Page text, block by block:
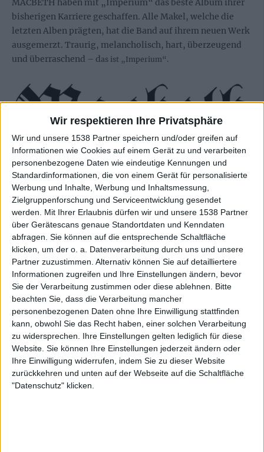
Wir respektieren Ihre Privatsphäre
Wir und unsere 1538 Partner speichern und/oder greifen auf
Informationen wie Cookies auf einem Gerät zu und verarbeiten
personenbezogene Daten wie eindeutige Kennungen und
Standardinformationen, die von einem Gerät für personalisierte
Werbung und Inhalte, Werbung und Inhaltsmessung,
Zielgruppenforschung und Serviceentwicklung gesendet
werden.
Mit Ihrer Erlaubnis dürfen wir und unsere 1538 Partner
über Gerätescans genaue Standortdaten und Kenndaten
abfragen. Sie können auf die entsprechende Schaltfläche
klicken, um der o. a. Datenverarbeitung durch uns und unsere
Partner zuzustimmen. Alternativ können Sie auf detailliertere
Informationen zugreifen und Ihre Einstellungen ändern, bevor
Sie der Verarbeitung zustimmen oder diese ablehnen.
Bitte
beachten Sie, dass die Verarbeitung mancher
personenbezogenen Daten ohne Ihre Einwilligung stattfinden
kann, obwohl Sie das Recht haben, einer solchen Verarbeitung
zu widersprechen. Ihre Einstellungen gelten lediglich für diese
Website. Sie können Ihre Einstellungen jederzeit ändern oder
Ihre Einwilligung widerrufen, indem Sie zu dieser Website
zurückkehren und unten auf der Webseite auf die Schaltfläche
"Datenschutz" klicken.
MACBETH haben mit „Imperium“ das beste Album ihrer
bisherigen Karriere geschaffen. Alle Makel, welche die
letzten Alben prägten, hat die Band auf ihrem neuen Werk
ausgemerzt. Traurig, melancholisch, hart, überzeugend
und überraschend – das ist „Imperium“.
Zur Startseite
Fabian Schneider
Newsletter abonnieren